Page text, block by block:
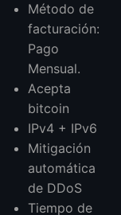
Método de
facturación:
Pago
Mensual.
Acepta
bitcoin
IPv4 + IPv6
Mitigación
automática
de DDoS
Tiempo de